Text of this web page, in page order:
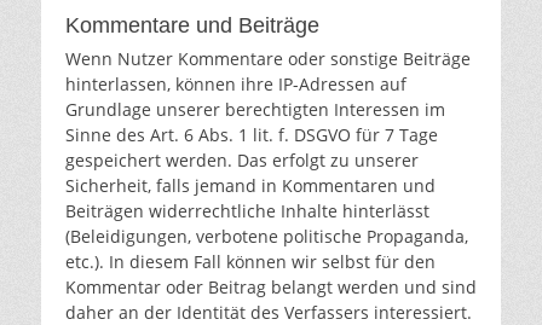
Kommentare und Beiträge
Wenn Nutzer Kommentare oder sonstige Beiträge
hinterlassen, können ihre IP-Adressen auf
Grundlage unserer berechtigten Interessen im
Sinne des Art. 6 Abs. 1 lit. f. DSGVO für 7 Tage
gespeichert werden. Das erfolgt zu unserer
Sicherheit, falls jemand in Kommentaren und
Beiträgen widerrechtliche Inhalte hinterlässt
(Beleidigungen, verbotene politische Propaganda,
etc.). In diesem Fall können wir selbst für den
Kommentar oder Beitrag belangt werden und sind
daher an der Identität des Verfassers interessiert.